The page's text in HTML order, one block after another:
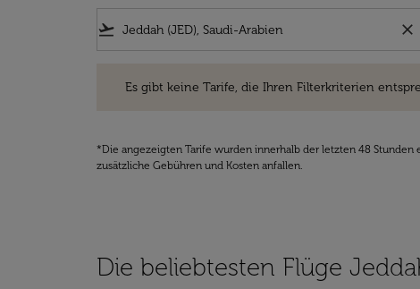
flight_takeoff close
Es gibt keine Tarife, die Ihren Filterkriterien
*Die angezeigten Tarife wurden innerhalb der letzten 48
zusätzliche Gebühren und Kosten anfallen.
Die beliebtesten Flüge